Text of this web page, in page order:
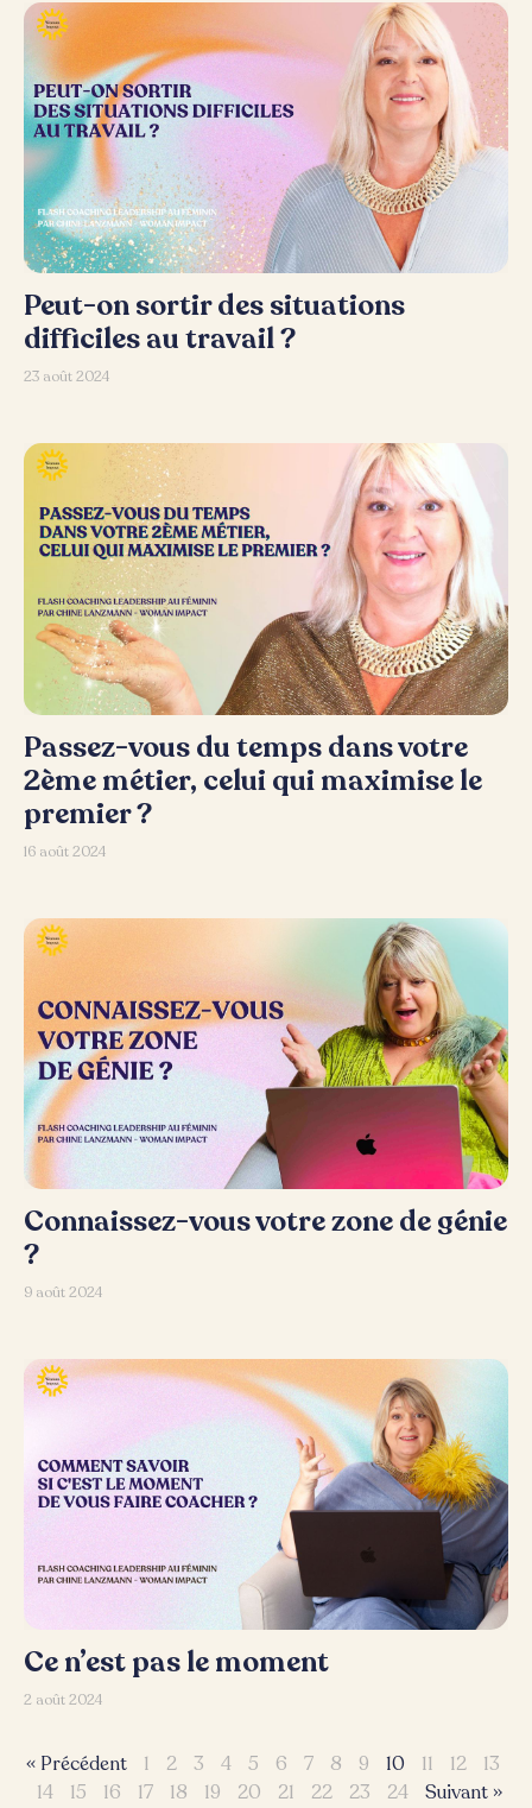
Peut-on sortir des situations
difficiles au travail ?
23 août 2024
Passez-vous du temps dans votre
2ème métier, celui qui maximise le
premier ?
16 août 2024
Connaissez-vous votre zone de génie
?
9 août 2024
Ce n’est pas le moment
2 août 2024
« Précédent 1 2 3 4 5 6 7 8 9 10 11 12
13
14
15 16 17 18 19 20 21 22 23 24 Suivant »